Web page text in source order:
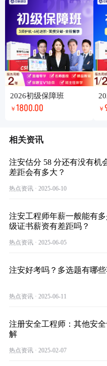
2026初级保障班
￥ 1800.00 ￥
相关资讯
注安估分 58 分还有没有机
差距会有多大？
热点资讯 · 2025-06-10
注安工程师年薪一般能有
级证书薪资有差距吗？
热点资讯 · 2025-06-05
注安好考吗？多选题有哪
热点资讯 · 2025-06-11
注册安全工程师：其他安
解
热点资讯 · 2025-02-07